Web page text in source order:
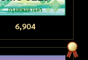
6,904